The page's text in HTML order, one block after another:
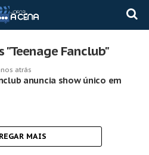
"Teenage Fanclub"
atrás
anuncia show único em
MAIS